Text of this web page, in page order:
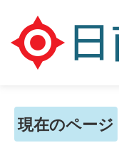
現在のページ